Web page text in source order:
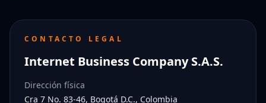
CONTACTO LEGAL
Internet Business Company S.A.S.
Dirección física
Cra 7 No. 83-46, Bogotá D.C., Colombia